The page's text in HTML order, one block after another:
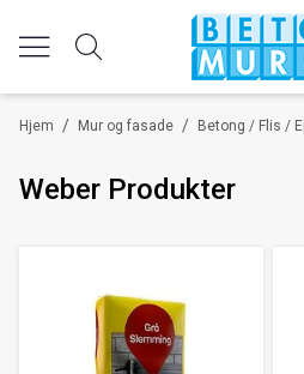
/
Hjem /
Mur og fasade Betong / Flis /
Weber Produkter